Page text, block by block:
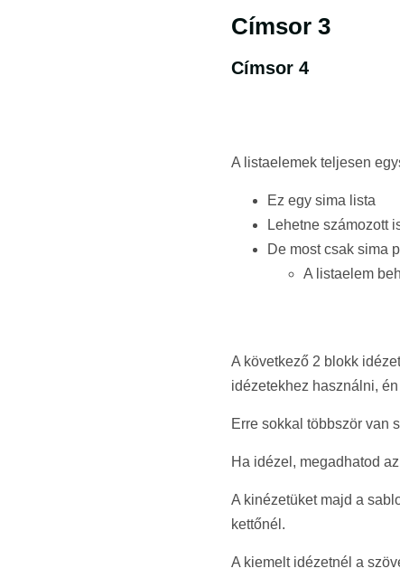
Címsor 3
Címsor 4
A listaelemek teljesen
Ez egy sima lista
Lehetne számozott
De most csak sima
A listaelem
A következő 2 blokk
idézetekhez használni,
Erre sokkal többször van
Ha idézel, megadhatod
A kinézetüket majd a
kettőnél.
A kiemelt idézetnél a